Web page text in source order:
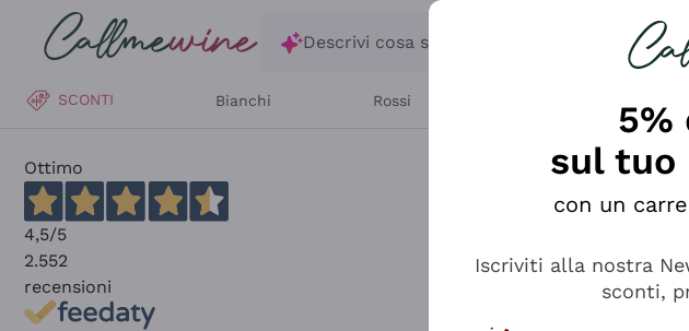
Salta al contenuto principale
Descrivi cosa stai cercando
SCONTI Bianchi Rossi
Ottimo
4,5/5
2.552
recensioni
5%
sul tuo
con un
Iscriviti alla nostra
sconti,